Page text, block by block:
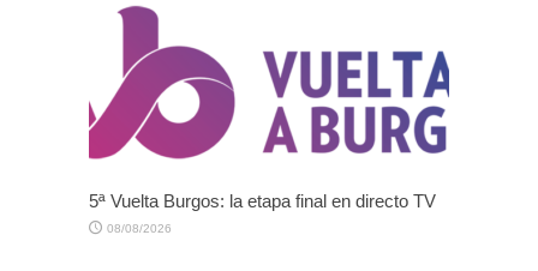
5ª Vuelta Burgos: la etapa final en directo TV
08/08/2026